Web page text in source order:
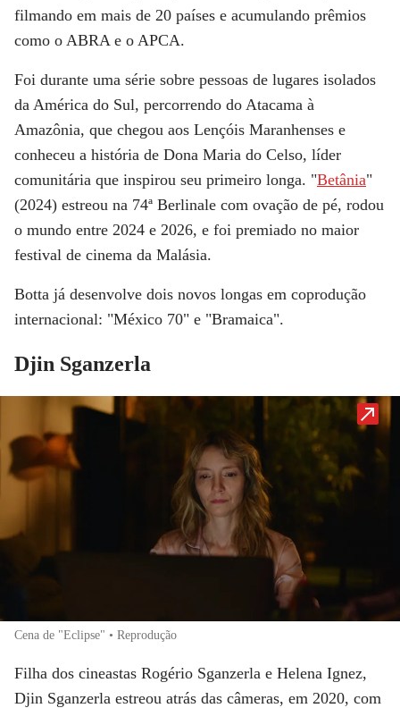
filmando em mais de 20 países e acumulando prêmios
como o ABRA e o APCA.
Foi durante uma série sobre pessoas de lugares isolados
da América do Sul, percorrendo do Atacama à
Amazônia, que chegou aos Lençóis Maranhenses e
conheceu a história de Dona Maria do Celso, líder
comunitária que inspirou seu primeiro longa. "Betânia"
(2024) estreou na 74ª Berlinale com ovação de pé, rodou
o mundo entre 2024 e 2026, e foi premiado no maior
festival de cinema da Malásia.
Botta já desenvolve dois novos longas em coprodução
internacional: "México 70" e "Bramaica".
Djin Sganzerla
Cena de "Eclipse" • Reprodução
Filha dos cineastas Rogério Sganzerla e Helena Ignez,
Djin Sganzerla estreou atrás das câmeras, em 2020, com